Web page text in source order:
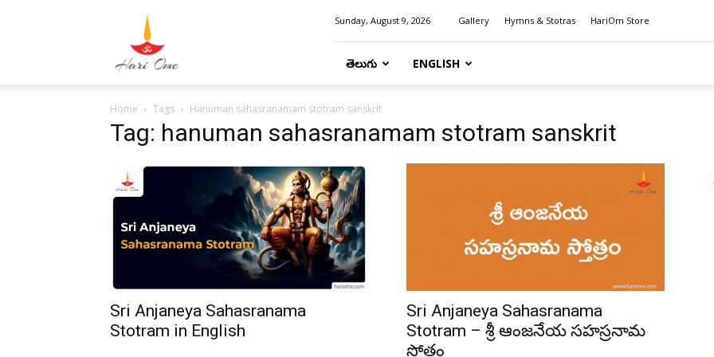
Sunday, August 9, 2026 Gallery Hymns & Stotras HariOm Store
తెలుగు ENGLISH
Home Tags Hanuman sahasranamam stotram sanskrit
Tag: hanuman sahasranamam stotram sanskrit
Sri Anjaneya Sahasranama
Stotram in English
Sri Anjaneya Sahasranama
Stotram – శ్రీ ఆంజనేయ సహస్రనామ
స్తోత్రం